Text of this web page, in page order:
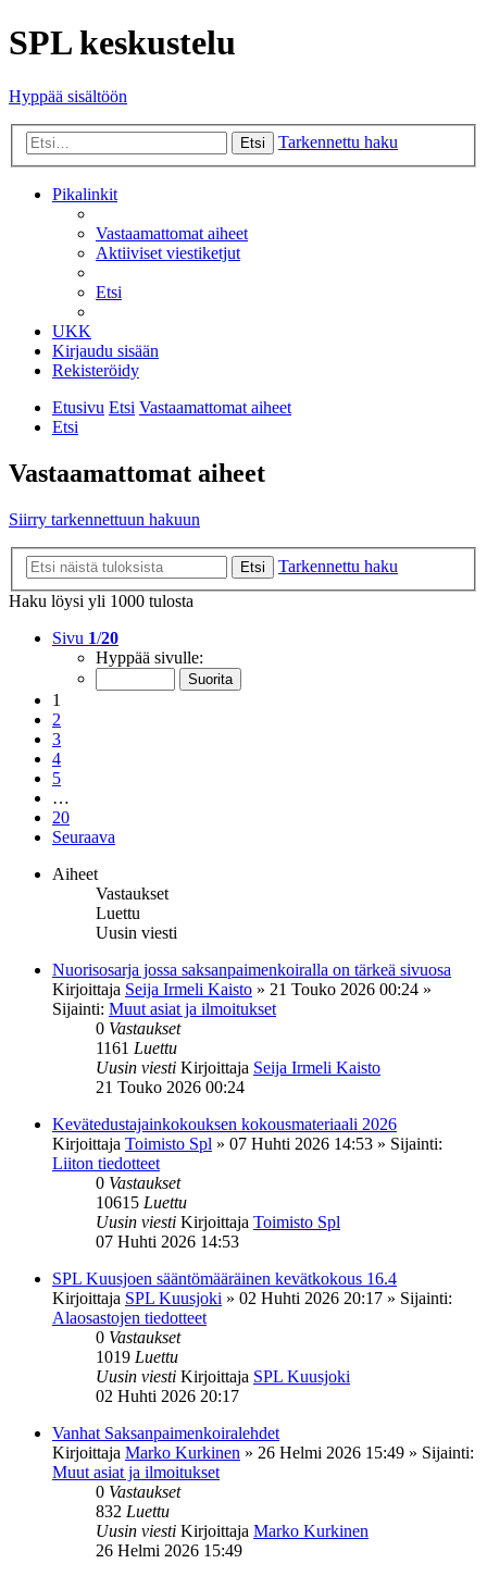
SPL keskustelu
Hyppää sisältöön
Etsi Tarkennettu haku
Pikalinkit
Vastaamattomat aiheet
Aktiiviset viestiketjut
Etsi
UKK
Kirjaudu sisään
Rekisteröidy
Etusivu Etsi Vastaamattomat aiheet
Etsi
Vastaamattomat aiheet
Siirry tarkennettuun hakuun
Etsi
Tarkennettu haku
Haku löysi yli 1000 tulosta
Sivu 1/20
Hyppää sivulle:
1
2
3
4
5
…
20
Seuraava
Aiheet
Vastaukset
Luettu
Uusin viesti
Nuorisosarja jossa saksanpaimenkoiralla on tärkeä sivuosa
Kirjoittaja Seija Irmeli Kaisto » 21 Touko 2026 00:24 »
Sijainti: Muut asiat ja ilmoitukset
0 Vastaukset
1161 Luettu
Uusin viesti Kirjoittaja Seija Irmeli Kaisto
21 Touko 2026 00:24
Kevätedustajainkokouksen kokousmateriaali 2026
Kirjoittaja Toimisto Spl » 07 Huhti 2026 14:53 » Sijainti:
Liiton tiedotteet
0 Vastaukset
10615 Luettu
Uusin viesti Kirjoittaja Toimisto Spl
07 Huhti 2026 14:53
SPL Kuusjoen sääntömääräinen kevätkokous 16.4
Kirjoittaja SPL Kuusjoki » 02 Huhti 2026 20:17 » Sijainti:
Alaosastojen tiedotteet
0 Vastaukset
1019 Luettu
Uusin viesti Kirjoittaja SPL Kuusjoki
02 Huhti 2026 20:17
Vanhat Saksanpaimenkoiralehdet
Kirjoittaja Marko Kurkinen » 26 Helmi 2026 15:49 » Sijainti:
Muut asiat ja ilmoitukset
0 Vastaukset
832 Luettu
Uusin viesti Kirjoittaja Marko Kurkinen
26 Helmi 2026 15:49